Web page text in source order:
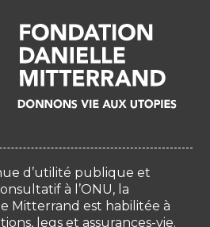
d’utilité publique et
à l’ONU, la
Mitterrand est habilitée à
legs et assurances-vie.